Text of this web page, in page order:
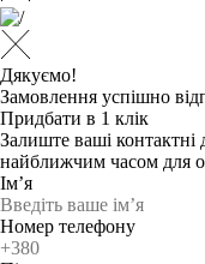
Дякуємо!
Замовлення успішно
Придбати в 1 клік
Залиште ваші контактні
найближчим часом для
Ім’я
Номер телефону